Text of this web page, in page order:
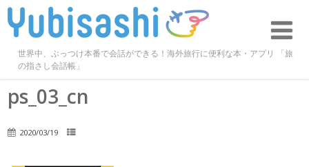
世界中、ぶっつけ本番で会話ができる！海外旅行に便利な本・アプリ 「旅
の指さし会話帳」
ps_03_cn
2020/03/19